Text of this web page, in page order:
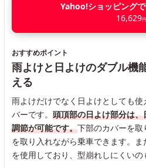
Yahoo!ショッピング
16,629円
おすすめポイント
雨よけと日よけのダブル機
える
雨よけだけでなく日よけとしても
バーです。 頭頂部の日よけ部分は
調節が可能です。下部のカバーを
を取り入れながら乗車できます。
を使用しており、型崩れしにくいの